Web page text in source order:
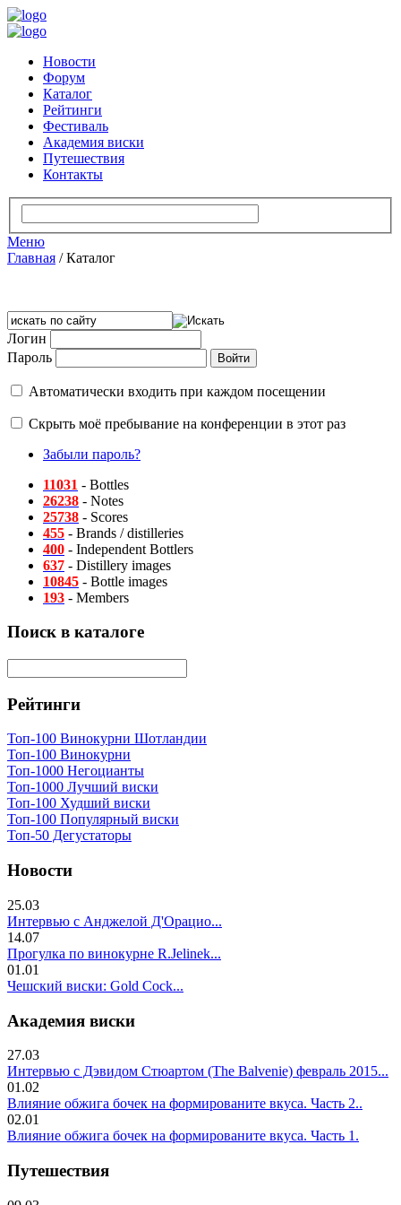
Новости
Форум
Каталог
Рейтинги
Фестиваль
Академия виски
Путешествия
Контакты
Меню
Главная /Каталог
Логин
Пароль
Автоматически входить при каждом посещении
Скрыть моё пребывание на конференции в этот раз
Забыли пароль?
11031 - Bottles
26238 - Notes
25738 - Scores
455 - Brands / distilleries
400 - Independent Bottlers
637 - Distillery images
10845 - Bottle images
193 - Members
Поиск в каталоге
Рейтинги
Топ-100 Винокурни Шотландии
Топ-100 Винокурни
Топ-1000 Негоцианты
Топ-1000 Лучший виски
Топ-100 Худший виски
Топ-100 Популярный виски
Топ-50 Дегустаторы
Новости
25.03
Интервью с Анджелой Д'Орацио...
14.07
Прогулка по винокурне R.Jelinek...
01.01
Чешский виски: Gold Cock...
Академия виски
27.03
Интервью с Дэвидом Стюартом (The Balvenie) февраль 2015...
01.02
Влияние обжига бочек на формированите вкуса. Часть 2..
02.01
Влияние обжига бочек на формированите вкуса. Часть 1.
Путешествия